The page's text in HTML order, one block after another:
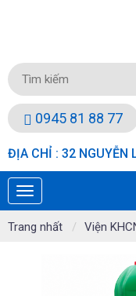
0945 81 88 77
ĐỊA CHỈ : 32 NGUYỄN
Trang nhất Viện